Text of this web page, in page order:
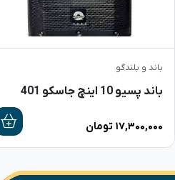
باند و بلندگو
باند پسیو 10 اینچ جاسکو 401
۱۷,۳۰۰,۰۰۰ تومان